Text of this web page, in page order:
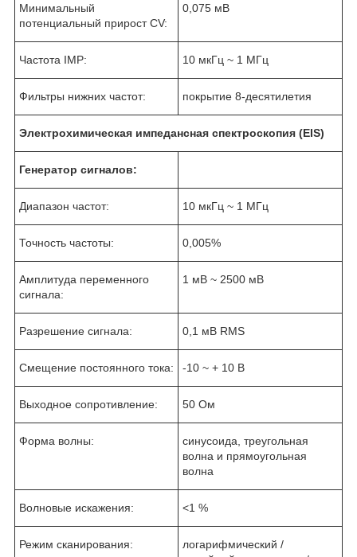
Минимальный
потенциальный прирост CV:
0,075 мВ
Частота IMP: 10 мкГц ~ 1 МГц
Фильтры нижних частот: покрытие 8-десятилетия
Электрохимическая импедансная спектроскопия (EIS)
Генератор сигналов:
Диапазон частот: 10 мкГц ~ 1 МГц
Точность частоты: 0,005%
Амплитуда переменного
сигнала:
1 мВ ~ 2500 мВ
Разрешение сигнала: 0,1 мВ RMS
Смещение постоянного тока: -10 ~ + 10 В
Выходное сопротивление: 50 Ом
Форма волны:
синусоида, треугольная
волна и прямоугольная
волна
Волновые искажения: <1 %
Режим сканирования:
логарифмический /